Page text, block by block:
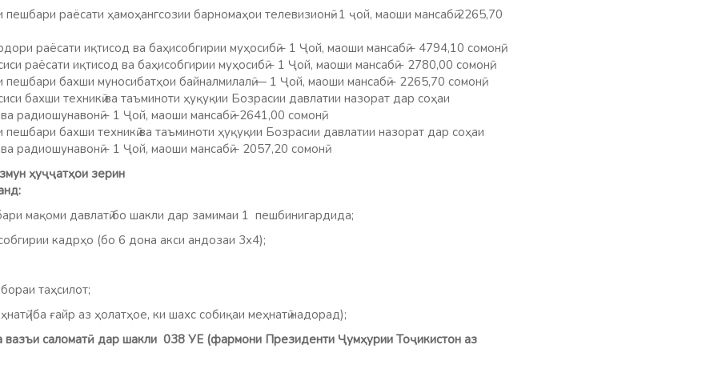
пешбари раёсати ҳамоҳангсозии барномаҳои телевизионӣ- 1 ҷой, маоши мансабӣ 2265,70
раёсати иқтисод ва баҳисобгирии муҳосибӣ – 1 Ҷой, маоши мансабӣ – 4794,10 сомонӣ;
раёсати иқтисод ва баҳисобгирии муҳосибӣ – 1 Ҷой, маоши мансабӣ – 2780,00 сомонӣ;
пешбари бахши муносибатҳои байналмилалӣ — 1 Ҷой, маоши мансабӣ – 2265,70 сомонӣ;
бахши техникӣ ва таъминоти ҳуқуқии Бозрасии давлатии назорат дар соҳаи
радиошунавонӣ – 1 Ҷой, маоши мансабӣ –2641,00 сомонӣ;
пешбари бахши техникӣ ва таъминоти ҳуқуқии Бозрасии давлатии назорат дар соҳаи
радиошунавонӣ – 1 Ҷой, маоши мансабӣ – 2057,20 сомонӣ.
ҳуҷҷатҳои зерин
мақоми давлатӣ бо шакли дар замимаи 1 пешбинигардида;
кадрҳо (бо 6 дона акси андозаи 3х4);
таҳсилот;
(ба ғайр аз ҳолатҳое, ки шахс собиқаи меҳнатӣ надорад);
вазъи саломатӣ дар шакли 038 УЕ (фармони Президенти Ҷумҳурии Тоҷикистон аз